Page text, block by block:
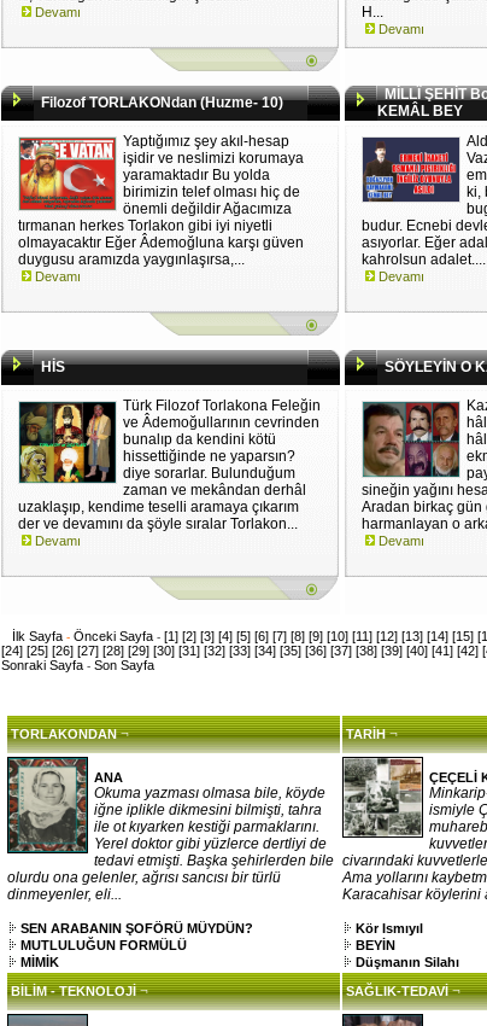
Devamı
H...
Devamı
Filozof TORLAKONdan (Huzme- 10)
Yaptığımız şey akıl-hesap
işidir ve neslimizi korumaya
yaramaktadır Bu yolda
birimizin telef olması hiç de
önemli değildir Ağacımıza
tırmanan herkes Torlakon gibi iyi niyetli
olmayacaktır Eğer Âdemoğluna karşı güven
duygusu aramızda yaygınlaşırsa,...
Devamı
MİLLÎ ŞEHİT
KEMÂL BEY
ki,
budur. Ecnebi
asıyorlar. Eğer
kahrolsun adalet....
Devamı
HİS
Türk Filozof Torlakona Feleğin
ve Âdemoğullarının cevrinden
bunalıp da kendini kötü
hissettiğinde ne yaparsın?
diye sorarlar. Bulunduğum
zaman ve mekândan derhâl
uzaklaşıp, kendime teselli aramaya çıkarım
der ve devamını da şöyle sıralar Torlakon...
Devamı
SÖYLEYİN O
sineğin yağını
Aradan birkaç gün
harmanlayan o
Devamı
İlk Sayfa- Önceki Sayfa- [1] [2] [3] [4] [5] [6] [7] [8] [9] [10] [11] [12] [13] [14] [15]
[24] [25] [26] [27] [28] [29] [30] [31] [32] [33] [34] [35] [36] [37] [38] [39] [40] [41] [42]
Sonraki Sayfa- Son Sayfa
TORLAKONDAN ¬
ANA
Okuma yazması olmasa bile, köyde
iğne iplikle dikmesini bilmişti, tahra
ile ot kıyarken kestiği parmaklarını.
Yerel doktor gibi yüzlerce dertliyi de
tedavi etmişti. Başka şehirlerden bile
olurdu ona gelenler, ağrısı sancısı bir türlü
dinmeyenler, eli...
SEN ARABANIN ŞOFÖRÜ MÜYDÜN?
MUTLULUĞUN FORMÜLÜ
MİMİK
TARİH ¬
ÇEÇELİ
ismiyle
civarındaki
Ama yollarını
Karacahisar köylerini
Kör Ismıyıl
BEYİN
Düşmanın Silahı
BİLİM - TEKNOLOJİ ¬ SAĞLIK-TEDAVİ ¬